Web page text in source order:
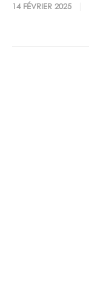
14 FÉVRIER 2025